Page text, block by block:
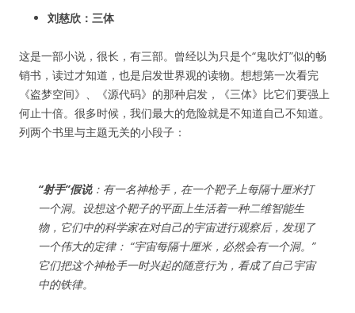
刘慈欣：三体
这是一部小说，很长，有三部。曾经以为只是个“鬼吹灯”似的畅
销书，读过才知道，也是启发世界观的读物。想想第一次看完
《盗梦空间》、《源代码》的那种启发，《三体》比它们要强上
何止十倍。很多时候，我们最大的危险就是不知道自己不知道。
列两个书里与主题无关的小段子：
“射手”假说：有一名神枪手，在一个靶子上每隔十厘米打
一个洞。设想这个靶子的平面上生活着一种二维智能生
物，它们中的科学家在对自己的宇宙进行观察后，发现了
一个伟大的定律： “宇宙每隔十厘米，必然会有一个洞。”
它们把这个神枪手一时兴起的随意行为，看成了自己宇宙
中的铁律。